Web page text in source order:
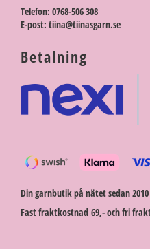
Telefon: 0768-506 308
E-post: tiina@tiinasgarn.se
Betalning
Din garnbutik på nätet sedan
Fast fraktkostnad 69,- och fri